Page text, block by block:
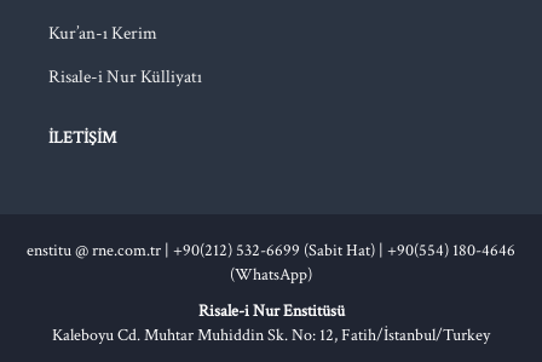
Kur’an-ı Kerim
Risale-i Nur Külliyatı
İLETIŞIM
enstitu @ rne.com.tr | +90(212) 532-6699 (Sabit Hat) | +90(554) 180-4646
(WhatsApp)
Risale-i Nur Enstitüsü
Kaleboyu Cd. Muhtar Muhiddin Sk. No: 12, Fatih/İstanbul/Turkey